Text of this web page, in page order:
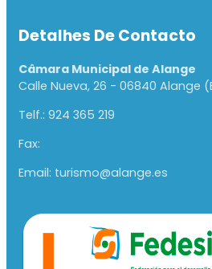
Detalhes De Contacto
Câmara Municipal de Alange
Calle Nueva, 26 - 06840 Alange
Telf.: 924 365 219
Fax:
Email: turismo@alange.es